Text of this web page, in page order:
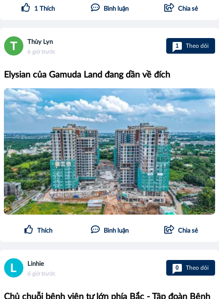
1 Thích Bình luận Chia sẻ
Thùy Lyn
6 giờ trước
1 Theo dõi
Elysian của Gamuda Land đang dần về đích
Thích Bình luận Chia sẻ
Linhie
6 giờ trước
0 Theo dõi
Chủ chuỗi bệnh viện tư lớn phía Bắc - Tập đoàn Bệnh